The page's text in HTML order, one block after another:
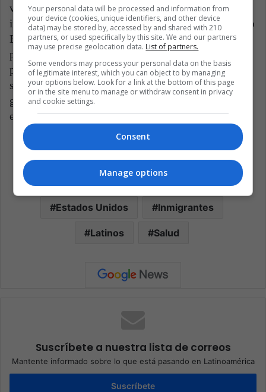
viven millones de inmigrantes, documentados e
indocumentados, no solo en Nueva York sino en todo
Estados Unidos. El temor se ha aumentado no solo
por la exposición o el miedo a la deportación, sino
por el hecho de que muchos viven del día a día con
sus salarios, sin posibilidad de ahorrar o de tener
gastos extras. Adicionalmente, el riesgo de perder su
empleo implica una gran inestabilidad.
Estados Unidos Inmigrantes
Latinos Salud
Suscríbete a nuestra lista de correos
Mantente informado sobre lo que está pasando en Latinoamérica
Suscríbete
Your personal data will be processed and information from
your device (cookies, unique identifiers, and other device
data) may be stored by, accessed by and shared with 210
partners, or used specifically by this site. We and our partners
may use precise geolocation data. List of partners.
Some vendors may process your personal data on the basis
of legitimate interest, which you can object to by managing
your options below. Look for a link at the bottom of this page
or in the site menu to manage or withdraw consent in privacy
and cookie settings.
Consent
Manage options